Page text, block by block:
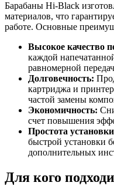
Барабаны Hi-Black
материалов, что
работе. Основные
Высокое качество
каждой
равномерной
Долговечность:
картриджа и
частой замены
Экономичность:
счет повышения
Простота
быстрой установки
дополнительных
Для кого